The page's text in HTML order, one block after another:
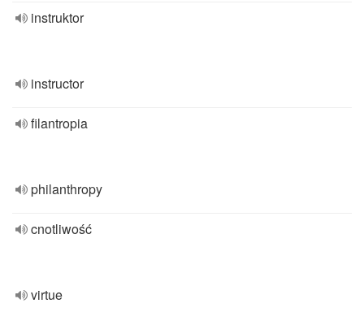
instruktor
instructor
filantropia
philanthropy
cnotliwość
virtue